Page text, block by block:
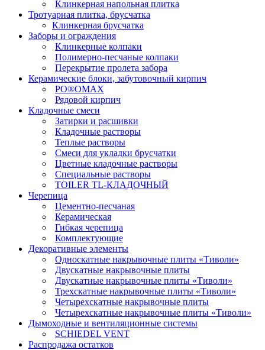
Клинкерная напольная плитка
Тротуарная плитка, брусчатка
Клинкерная брусчатка
Заборы и ограждения
Клинкерные колпаки
Полимерно-песчаные колпаки
Перекрытие пролета забора
Керамические блоки, забутовочный кирпич
PO®OMAX
Рядовой кирпич
Кладочные смеси
Затирки и расшивки
Кладочные растворы
Теплые растворы
Смеси для укладки брусчатки
Цветные кладочные растворы
Специальные растворы
TOILER TL-КЛАДОЧНЫЙ
Черепица
Цементно-песчаная
Керамическая
Гибкая черепица
Комплектующие
Декоративные элементы
Односкатные накрывочные плиты «Тиволи»
Двускатные накрывочные плиты
Двускатные накрывочные плиты «Тиволи»
Трехскатные накрывочные плиты «Тиволи»
Четырехскатные накрывочные плиты
Четырехскатные накрывочные плиты «Тиволи»
Дымоходные и вентиляционные системы
SCHIEDEL VENT
Распродажа остатков